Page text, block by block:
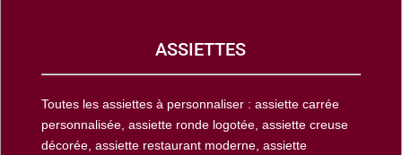
ASSIETTES
Toutes les assiettes à personnaliser : assiette carrée
personnalisée, assiette ronde logotée, assiette creuse
décorée, assiette restaurant moderne, assiette